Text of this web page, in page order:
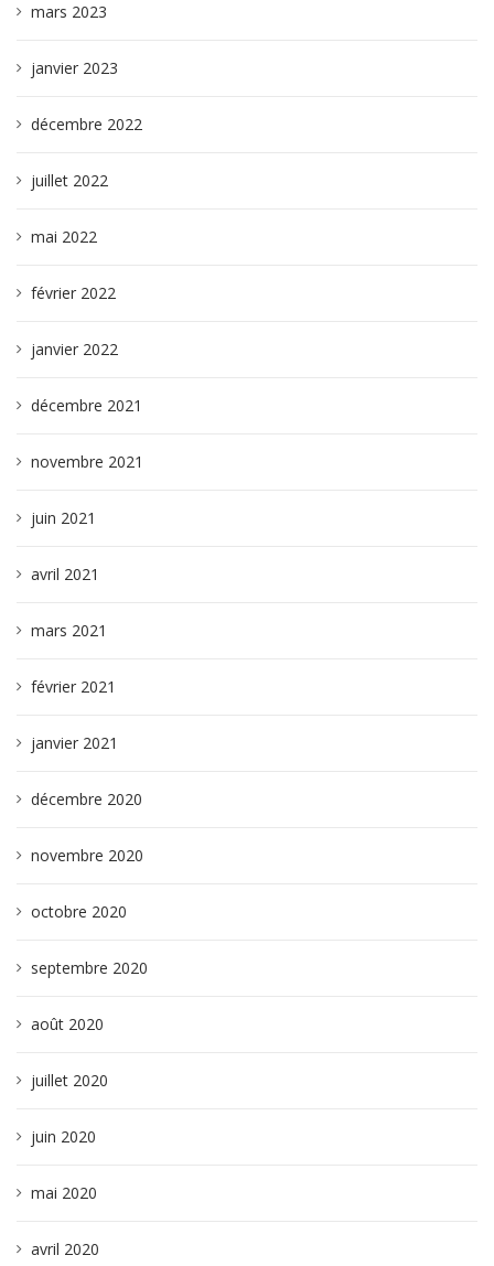
mars 2023
janvier 2023
décembre 2022
juillet 2022
mai 2022
février 2022
janvier 2022
décembre 2021
novembre 2021
juin 2021
avril 2021
mars 2021
février 2021
janvier 2021
décembre 2020
novembre 2020
octobre 2020
septembre 2020
août 2020
juillet 2020
juin 2020
mai 2020
avril 2020